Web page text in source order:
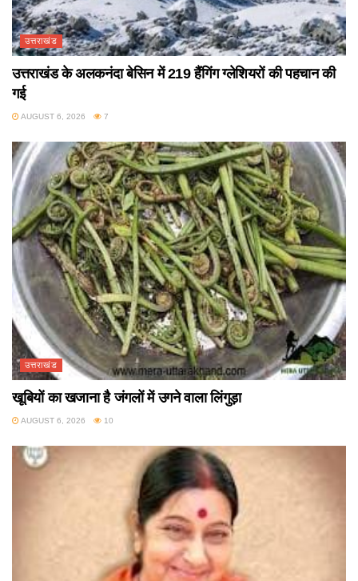
उत्तराखंड
उत्तराखंड के अलकनंदा बेसिन में 219 हैंगिंग ग्लेशियरों की पहचान की
गई
AUGUST 6, 2026 7
उत्तराखंड
खूबियों का खजाना है जंगलों में उगने वाला लिंगुड़ा
AUGUST 6, 2026 10